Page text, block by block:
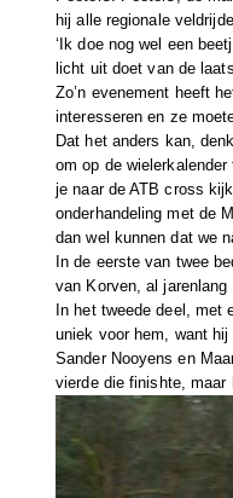
hij alle regionale
‘Ik doe nog wel een
licht uit doet van de
Zo’n evenement heeft
interesseren en ze
Dat het anders kan,
om op de
je naar de ATB cross
onderhandeling met de
dan wel kunnen dat we
In de eerste van twee
van Korven, al
In het tweede deel, met
uniek voor hem, want
Sander Nooyens en
vierde die finishte,